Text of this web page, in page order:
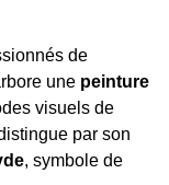
de
une peinture
visuels de
par son
, symbole de